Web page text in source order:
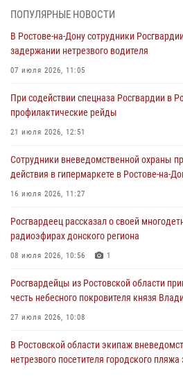
При содействии спецназа Росгвардии в
21 июля 2026, 12:51
В Ростовской области экипаж
17 июля 2026, 07:24
Сотрудники вневедомственной охраны
16 июля 2026, 11:27
Конкурс профессионального мастерства
15 июля 2026, 06:39
ПОПУЛЯРНЫЕ НОВОСТИ
В Ростове-на-Дону сотрудники
задержании нетрезвого водителя
07 июля 2026, 11:05
При содействии спецназа Росгвардии в
профилактические рейды
21 июля 2026, 12:51
Сотрудники вневедомственной охраны
действия в гипермаркете в Ростове-на-
16 июля 2026, 11:27
Росгвардеец рассказал о своей
радиоэфирах донского региона
08 июля 2026, 10:56 1
Росгвардейцы из Ростовской области
честь небесного покровителя князя
27 июля 2026, 10:08
В Ростовской области экипаж
нетрезвого посетителя городского пляжа